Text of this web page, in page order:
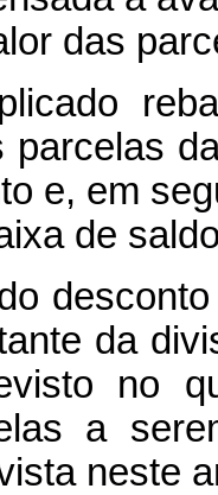
das
parcelas
e, em
de
da
no
a
neste